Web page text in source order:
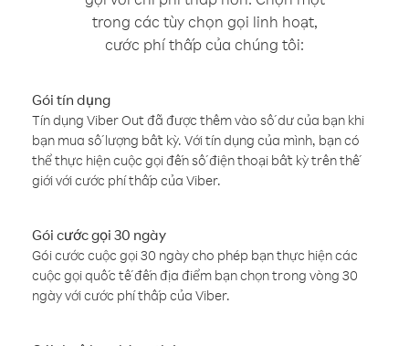
trong các tùy chọn gọi linh hoạt,
cước phí thấp của chúng tôi:
Gói tín dụng
Tín dụng Viber Out đã được thêm vào số dư của bạn khi
bạn mua số lượng bất kỳ. Với tín dụng của mình, bạn có
thể thực hiện cuộc gọi đến số điện thoại bất kỳ trên thế
giới với cước phí thấp của Viber.
Gói cước gọi 30 ngày
Gói cước cuộc gọi 30 ngày cho phép bạn thực hiện các
cuộc gọi quốc tế đến địa điểm bạn chọn trong vòng 30
ngày với cước phí thấp của Viber.